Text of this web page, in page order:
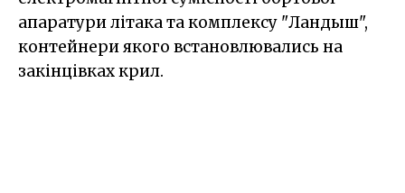
апаратури літака та комплексу "Ландыш",
контейнери якого встановлювались на
закінцівках крил.